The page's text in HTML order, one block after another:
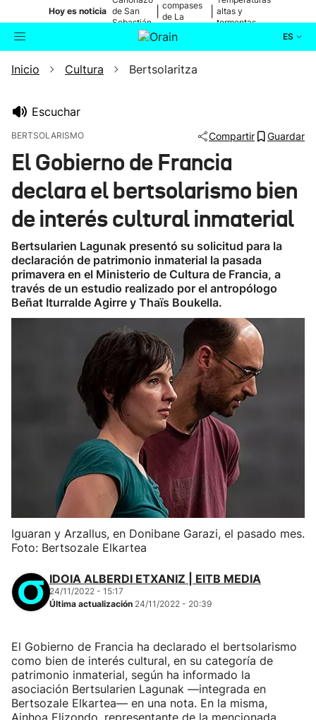
Hoy es noticia de San
Sebastián
compases
de La
altas y
tormentas
ES
Buscador Actualidad
Ikusmiran
Eguraldia
Inicio Cultura Bertsolaritza
Escuchar
BERTSOLARISMO Compartir Guardar
El Gobierno de Francia
declara el bertsolarismo bien
de interés cultural inmaterial
Bertsularien Lagunak presentó su solicitud para la
declaración de patrimonio inmaterial la pasada
primavera en el Ministerio de Cultura de Francia, a
través de un estudio realizado por el antropólogo
Beñat Iturralde Agirre y Thaïs Boukella.
Iguaran y Arzallus, en Donibane Garazi, el pasado mes.
Foto: Bertsozale Elkartea
IDOIA ALBERDI ETXANIZ | EITB MEDIA
24/11/2022 - 15:17
Última actualización 24/11/2022 - 20:39
El Gobierno de Francia ha declarado el bertsolarismo
como bien de interés cultural, en su categoría de
patrimonio inmaterial, según ha informado la
asociación Bertsularien Lagunak —integrada en
Bertsozale Elkartea— en una nota. En la misma,
Ainhoa Elizondo, representante de la mencionada